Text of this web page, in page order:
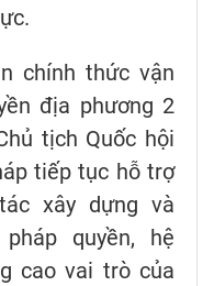
chính thức vận
địa phương 2
tịch Quốc hội
tiếp tục hỗ trợ
xây dựng và
quyền, hệ
cao vai trò của